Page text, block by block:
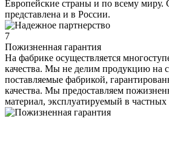
Европейские страны и по всему миру.
представлена и в России.
7
Пожизненная гарантия
На фабрике осуществляется
качества. Мы не делим продукцию на
поставляемые фабрикой,
качества. Мы предоставляем
материал, эксплуатируемый в